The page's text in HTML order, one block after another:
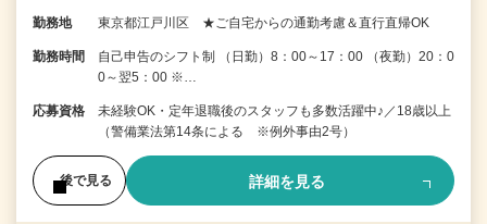
勤務地 東京都江戸川区 ★ご自宅からの通勤考慮＆直行直帰OK
勤務時間
自己申告のシフト制 （日勤）8：00～17：00 （夜勤）20：0
0～翌5：00 ※…
応募資格
未経験OK・定年退職後のスタッフも多数活躍中♪／18歳以上
（警備業法第14条による ※例外事由2号）
後で見る 詳細を見る